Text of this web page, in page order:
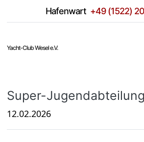
Hafen­wart +49 (1522)
Yacht-Club Wesel e.V.
Super-
12.02.2026